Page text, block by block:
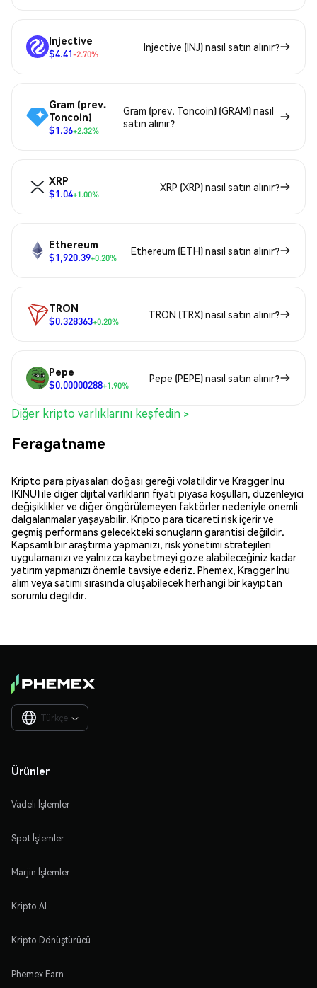
Injective
$4.41-2.70%
Injective (INJ) nasıl satın alınır?
Gram (prev.
Toncoin)
$1.36+2.32%
Gram (prev. Toncoin) (GRAM) nasıl
satın alınır?
XRP
$1.04+1.00%
XRP (XRP) nasıl satın alınır?
Ethereum
$1,920.39+0.20%
Ethereum (ETH) nasıl satın alınır?
TRON
$0.328363+0.20%
TRON (TRX) nasıl satın alınır?
Pepe
$0.00000288+1.90%
Pepe (PEPE) nasıl satın alınır?
Diğer kripto varlıklarını keşfedin >
Feragatname
Kripto para piyasaları doğası gereği volatildir ve Kragger Inu
(KINU) ile diğer dijital varlıkların fiyatı piyasa koşulları, düzenleyici
değişiklikler ve diğer öngörülemeyen faktörler nedeniyle önemli
dalgalanmalar yaşayabilir. Kripto para ticareti risk içerir ve
geçmiş performans gelecekteki sonuçların garantisi değildir.
Kapsamlı bir araştırma yapmanızı, risk yönetimi stratejileri
uygulamanızı ve yalnızca kaybetmeyi göze alabileceğiniz kadar
yatırım yapmanızı önemle tavsiye ederiz. Phemex, Kragger Inu
alım veya satımı sırasında oluşabilecek herhangi bir kayıptan
sorumlu değildir.
Türkçe 
Ürünler
Vadeli İşlemler
Spot İşlemler
Marjin İşlemler
Kripto Al
Kripto Dönüştürücü
Phemex Earn